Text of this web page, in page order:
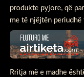
produkte pyjore, që
me të njëjtën
Rritja më e madhe